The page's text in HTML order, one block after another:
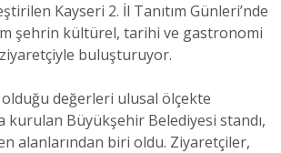
Kayseri 2. İl Tanıtım Günleri’nde
şehrin kültürel, tarihi ve gastronomi
buluşturuyor.
olduğu değerleri ulusal ölçekte
kurulan Büyükşehir Belediyesi standı,
alanlarından biri oldu. Ziyaretçiler,